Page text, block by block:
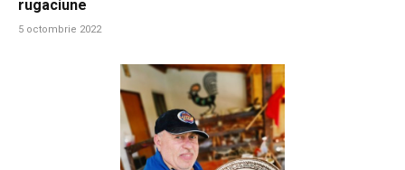
rugaciune
5 octombrie 2022